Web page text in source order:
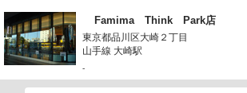
Famima Think Park店
東京都品川区大崎２丁目
山手線 大崎駅
-